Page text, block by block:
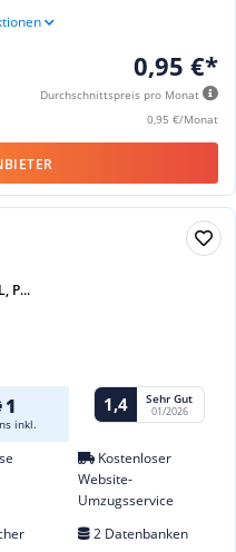
0,95 €*
Durchschnittspreis pro Monat
0,95 €/Monat
P...
1
inkl.
1,4 Sehr Gut
01/2026
Kostenloser
Website-
Umzugsservice
2 Datenbanken